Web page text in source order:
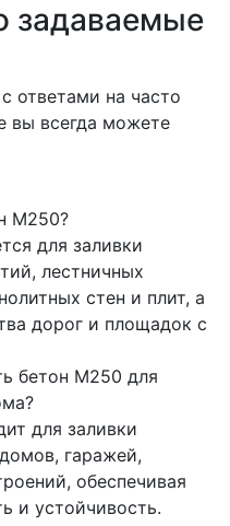
задаваемые
ответами на часто
вы всегда можете
М250?
для заливки
лестничных
стен и плит, а
дорог и площадок с
бетон М250 для
для заливки
гаражей,
обеспечивая
и устойчивость.